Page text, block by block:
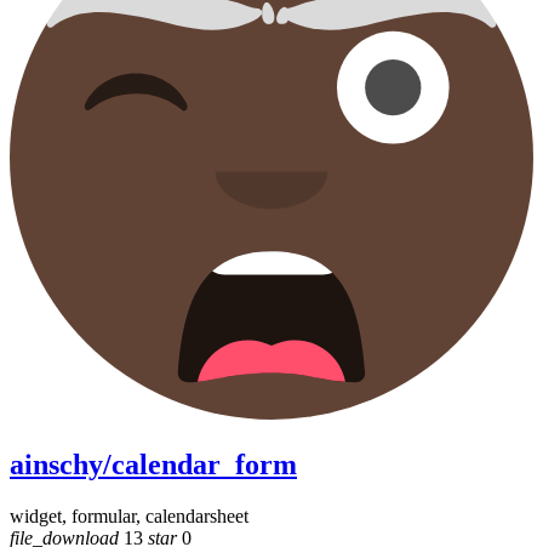
ainschy/calendar_form
widget, formular, calendarsheet
file_download 13 star0